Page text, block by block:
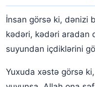
İnsan görsə ki, dənizi
kədəri, kədəri aradan
suyundan içdiklərini
Yuxuda xəstə görsə